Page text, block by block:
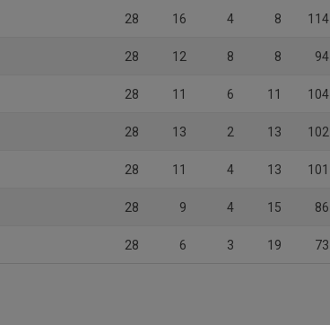
28 16 4 8 114
28 12 8 8 94
28 11 6 11 104
28 13 2 13 102
28 11 4 13 101
28 9 4 15 86
28 6 3 19 73